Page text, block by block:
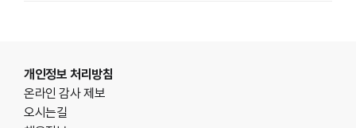
개인정보 처리방침
온라인 감사 제보
오시는길